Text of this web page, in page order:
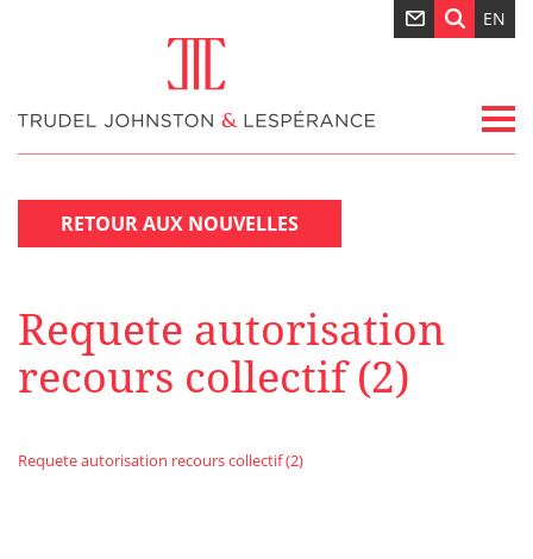
EN
RETOUR AUX NOUVELLES
Requete autorisation
recours collectif (2)
Requete autorisation recours collectif (2)